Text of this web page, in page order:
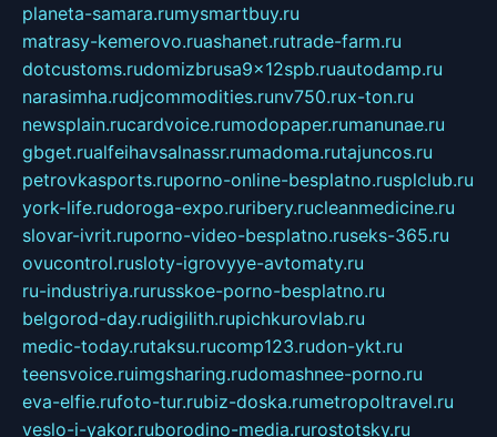
planeta-samara.rumysmartbuy.ru
matrasy-kemerovo.ruashanet.rutrade-farm.ru
dotcustoms.rudomizbrusa9x12spb.ruautodamp.ru
narasimha.rudjcommodities.runv750.rux-ton.ru
newsplain.rucardvoice.rumodopaper.rumanunae.ru
gbget.rualfeihavsalnassr.rumadoma.rutajuncos.ru
petrovkasports.ruporno-online-besplatno.rusplclub.ru
york-life.rudoroga-expo.ruribery.rucleanmedicine.ru
slovar-ivrit.ruporno-video-besplatno.ruseks-365.ru
ovucontrol.rusloty-igrovyye-avtomaty.ru
ru-industriya.rurusskoe-porno-besplatno.ru
belgorod-day.rudigilith.rupichkurovlab.ru
medic-today.rutaksu.rucomp123.rudon-ykt.ru
teensvoice.ruimgsharing.rudomashnee-porno.ru
eva-elfie.rufoto-tur.rubiz-doska.rumetropoltravel.ru
veslo-i-yakor.ruborodino-media.rurostotsky.ru